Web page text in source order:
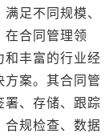
足不同规模、
在合同管理领
丰富的行业经
案。其合同管
、存储、跟踪
规检查、数据